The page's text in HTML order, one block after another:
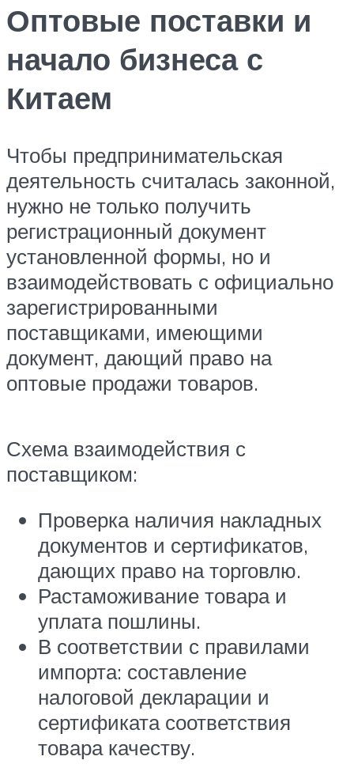
Оптовые поставки и
начало бизнеса с
Китаем
Чтобы предпринимательская
деятельность считалась законной,
нужно не только получить
регистрационный документ
установленной формы, но и
взаимодействовать с официально
зарегистрированными
поставщиками, имеющими
документ, дающий право на
оптовые продажи товаров.
Схема взаимодействия с
поставщиком:
Проверка наличия накладных
документов и сертификатов,
дающих право на торговлю.
Растаможивание товара и
уплата пошлины.
В соответствии с правилами
импорта: составление
налоговой декларации и
сертификата соответствия
товара качеству.